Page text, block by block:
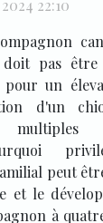
22:10
doit pas
un
d'un
peut
et le
à